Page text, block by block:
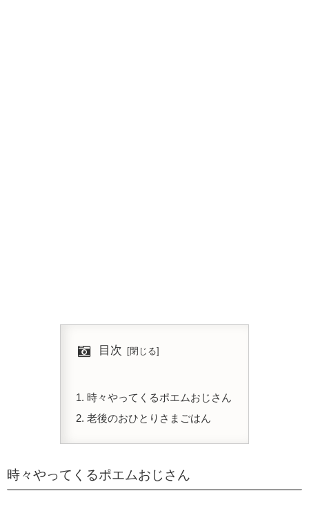
目次
時々やってくるポエムおじさん
老後のおひとりさまごはん
時々やってくるポエムおじさん